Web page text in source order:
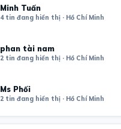
Minh Tuấn
4 tin đang hiển thị · Hồ Chí Minh
phan tài nam
2 tin đang hiển thị · Hồ Chí Minh
Ms Phối
2 tin đang hiển thị · Hồ Chí Minh